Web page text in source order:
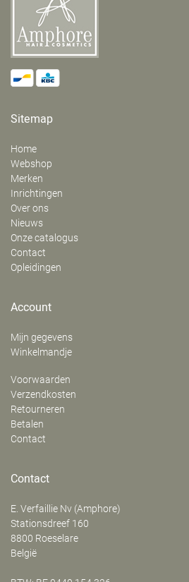
Sitemap
Home
Webshop
Merken
Inrichtingen
Over ons
Nieuws
Onze catalogus
Contact
Opleidingen
Account
Mijn gegevens
Winkelmandje
Voorwaarden
Verzendkosten
Retourneren
Betalen
Contact
Contact
E. Verfaillie Nv (Amphore)
‍Stationsdreef 160
8800 Roeselare
België